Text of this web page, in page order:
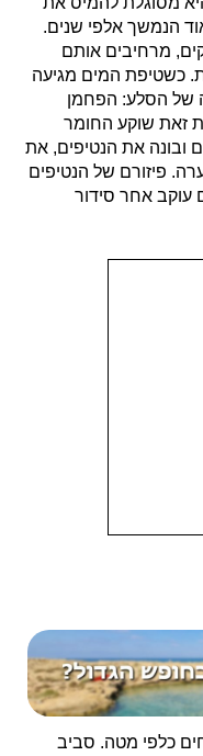
הנמשך אלפי שנים.
מרחיבים אותם
כשטיפת המים מגיעה
של הסלע: הפחמן
זאת שוקע החומר
ובונה את הנטיפים, את
פיזורם של הנטיפים
עוקב אחר סידור
כלפי מטה. סביב